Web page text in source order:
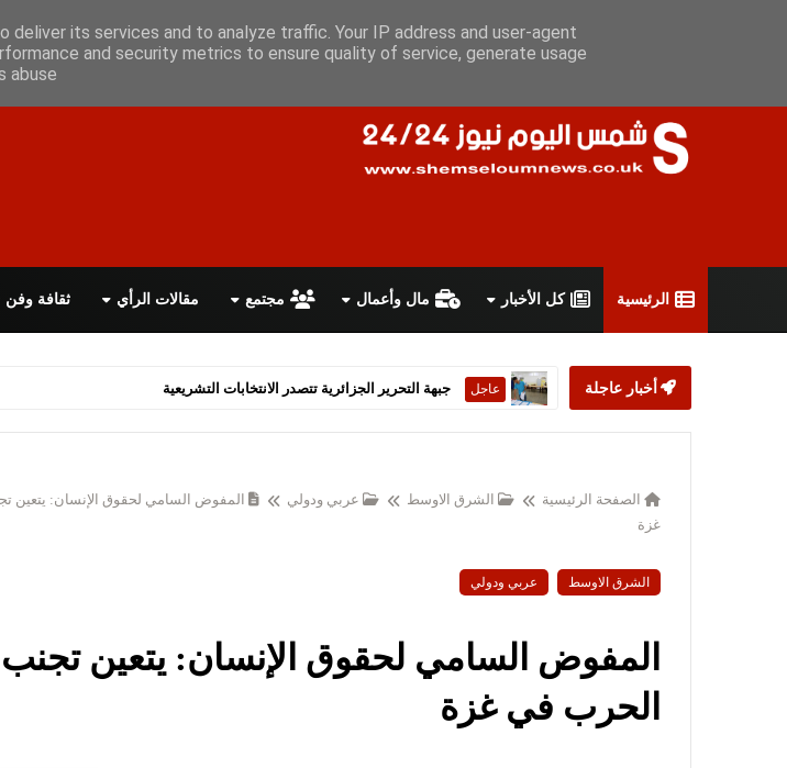
سياسة الخصوصية اتفاقية الاستخدام أعلن معانا اتصل بنا اقرأ الصحيفة PDF
الرئيسية كل الأخبار مال وأعمال مجتمع مقالات الرأي ثقافة وفن
أخبار عاجلة عاجل ستارمر يعلن استقالته من رئاسة الحكومة البريطانية
الصفحة الرئيسية الشرق الاوسط عربي ودولي
المفوض السامي لحقوق الإنسان: يتعين
غزة
الشرق الاوسط عربي ودولي
المفوض السامي لحقوق الإنسان: يتعين
الحرب في غزة
deliver its services and to analyze traffic. Your IP address and user-agent
and security metrics to ensure quality of service, generate usage